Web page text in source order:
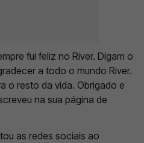
fui feliz no River. Digam o
a todo o mundo River.
o resto da vida. Obrigado e
na sua página de
as redes sociais ao